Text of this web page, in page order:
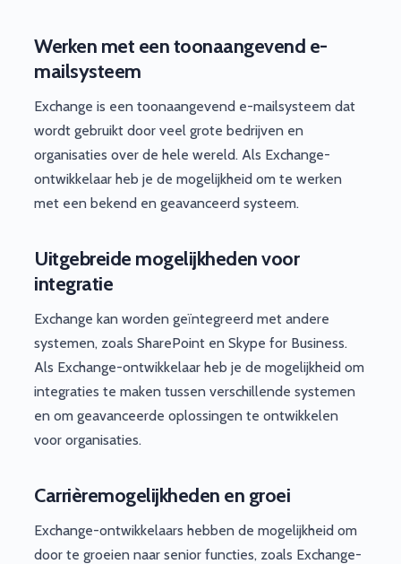
Werken met een toonaangevend e-
mailsysteem
Exchange is een toonaangevend e-mailsysteem dat
wordt gebruikt door veel grote bedrijven en
organisaties over de hele wereld. Als Exchange-
ontwikkelaar heb je de mogelijkheid om te werken
met een bekend en geavanceerd systeem.
Uitgebreide mogelijkheden voor
integratie
Exchange kan worden geïntegreerd met andere
systemen, zoals SharePoint en Skype for Business.
Als Exchange-ontwikkelaar heb je de mogelijkheid om
integraties te maken tussen verschillende systemen
en om geavanceerde oplossingen te ontwikkelen
voor organisaties.
Carrièremogelijkheden en groei
Exchange-ontwikkelaars hebben de mogelijkheid om
door te groeien naar senior functies, zoals Exchange-